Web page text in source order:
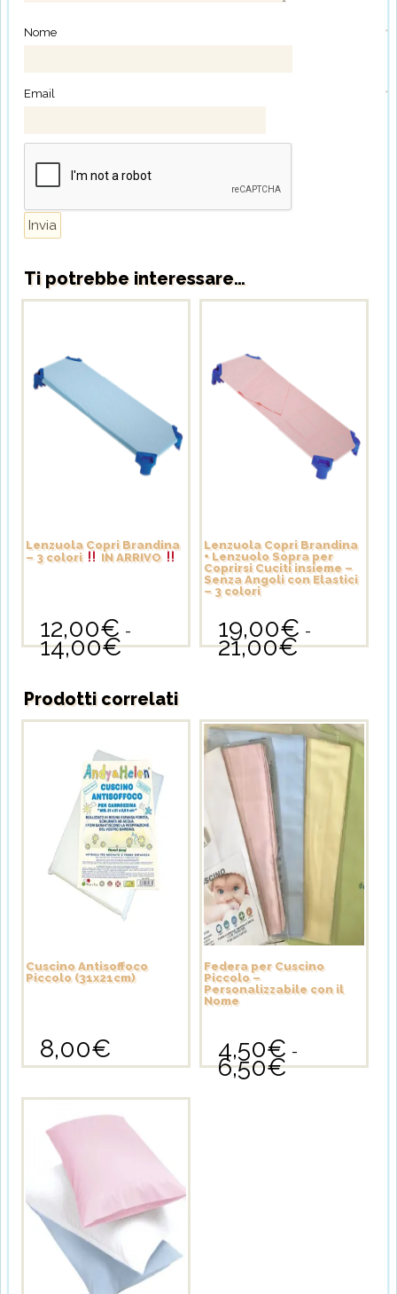
Nome *
Email *
Invia
Ti potrebbe interessare…
Lenzuola Copri Brandina
– 3 colori
IN ARRIVO
12,00€ -
14,00€Fascia
da
12,00€
a
Questo
prodotto
più
prodotto
Lenzuola Copri Brandina
+ Lenzuolo Sopra per
Coprirsi Cuciti insieme –
Senza Angoli con Elastici
– 3 colori
19,00€ -
21,00€Fascia
a
21,00€
Questo
Le
opzioni
possono
essere
scelte
pagina
del
prodotto
Prodotti correlati
Cuscino Antisoffoco
Piccolo (31x21cm)
8,00€
Federa per Cuscino
Piccolo –
Personalizzabile con il
Nome
4,50€ -
6,50€Fascia
Questo
prodotto